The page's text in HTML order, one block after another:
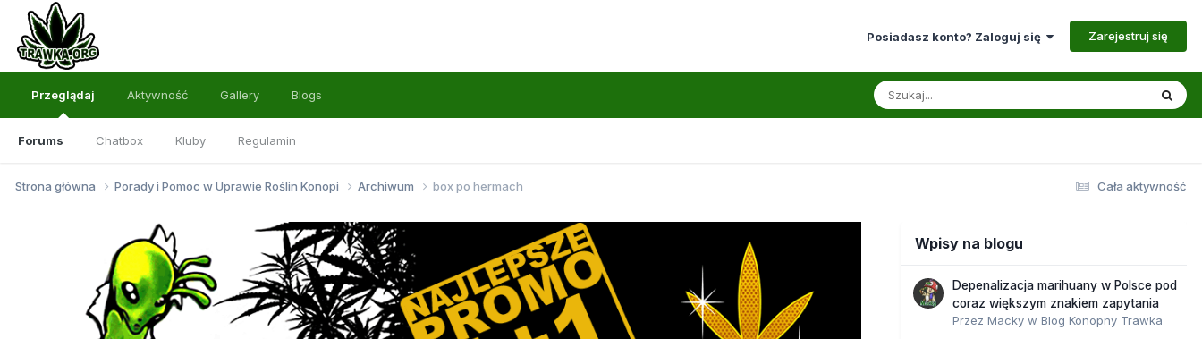
Posiadasz konto? Zaloguj się Zarejestruj się
Przeglądaj
Forums Chatbox Kluby Regulamin
Aktywność Gallery Blogs
Cała aktywność
Strona główna Porady i Pomoc w Uprawie Roślin Konopi Archiwum box po hermach
Wpisy na blogu
Depenalizacja marihuany w Polsce pod
coraz większym znakiem zapytania
Przez Macky w Blog Konopny Trawka